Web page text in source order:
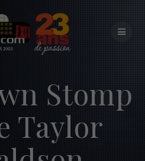
content
Stomp
Taylor